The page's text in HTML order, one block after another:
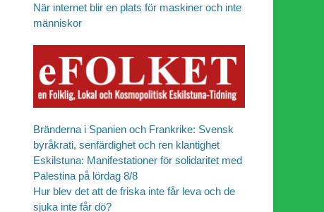
När internet blir en plats för maskiner och inte
människor
Bränderna i Spanien och Frankrike: Svensk
byråkrati, senfärdighet och ren klantighet
Eskilstuna: Manifestationer för solidaritet med
Palestina på lördag 8/8
Hur blev det att de friska inte får leva och de
sjuka inte får dö?